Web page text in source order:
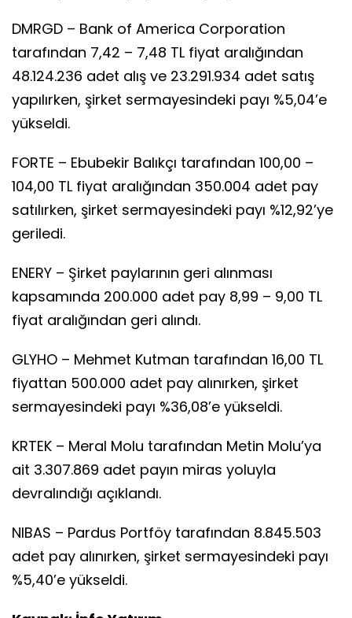
DMRGD – Bank of America Corporation
tarafından 7,42 – 7,48 TL fiyat aralığından
48.124.236 adet alış ve 23.291.934 adet satış
yapılırken, şirket sermayesindeki payı %5,04’e
yükseldi.
FORTE – Ebubekir Balıkçı tarafından 100,00 –
104,00 TL fiyat aralığından 350.004 adet pay
satılırken, şirket sermayesindeki payı %12,92’ye
geriledi.
ENERY – Şirket paylarının geri alınması
kapsamında 200.000 adet pay 8,99 – 9,00 TL
fiyat aralığından geri alındı.
GLYHO – Mehmet Kutman tarafından 16,00 TL
fiyattan 500.000 adet pay alınırken, şirket
sermayesindeki payı %36,08’e yükseldi.
KRTEK – Meral Molu tarafından Metin Molu’ya
ait 3.307.869 adet payın miras yoluyla
devralındığı açıklandı.
NIBAS – Pardus Portföy tarafından 8.845.503
adet pay alınırken, şirket sermayesindeki payı
%5,40’e yükseldi.